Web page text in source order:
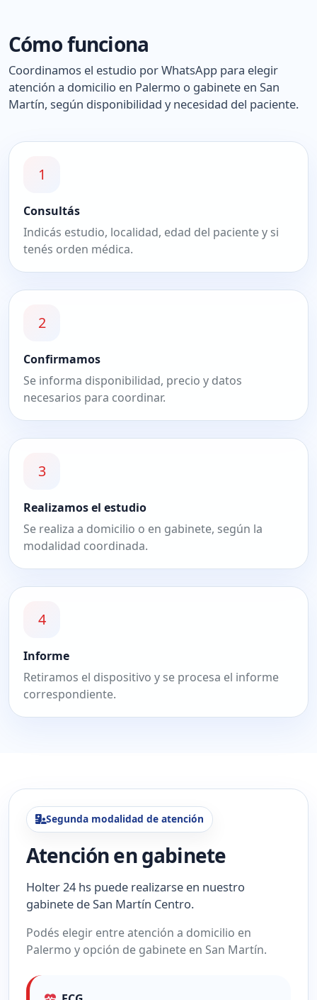
Cómo funciona
Coordinamos el estudio por WhatsApp para elegir
atención a domicilio en Palermo o gabinete en San
Martín, según disponibilidad y necesidad del paciente.
1
Consultás
Indicás estudio, localidad, edad del paciente y si
tenés orden médica.
2
Confirmamos
Se informa disponibilidad, precio y datos
necesarios para coordinar.
3
Realizamos el estudio
Se realiza a domicilio o en gabinete, según la
modalidad coordinada.
4
Informe
Retiramos el dispositivo y se procesa el informe
correspondiente.
Segunda modalidad de atención
Atención en gabinete
Holter 24 hs puede realizarse en nuestro
gabinete de San Martín Centro.
Podés elegir entre atención a domicilio en
Palermo y opción de gabinete en San Martín.